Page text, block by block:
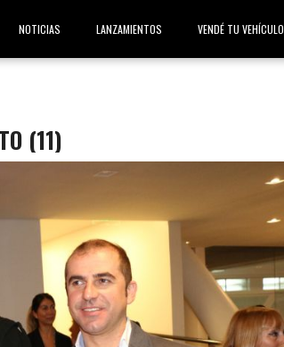
NOTICIAS LANZAMIENTOS VENDÉ TU VEHÍCULO
(11)